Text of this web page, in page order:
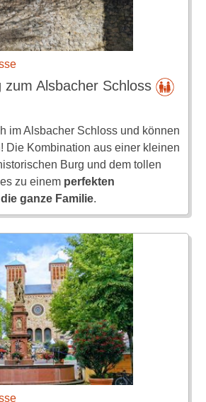
zum Alsbacher Schloss
im Alsbacher Schloss und können
Die Kombination aus einer kleinen
Burg und dem tollen
zu einem perfekten
ganze Familie.